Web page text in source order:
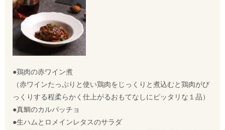
●鶏肉の赤ワイン煮
（赤ワインたっぷりと使い鶏肉をじっくりと煮込むと鶏肉がび
っくりする程柔らかく仕上がるおもてなしにピッタリな１品）
●真鯛のカルパッチョ
●生ハムとロメインレタスのサラダ